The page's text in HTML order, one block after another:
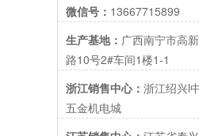
微信号： 13667715899
生产基地： 广西南宁市高
路10号2#车间1楼1-1
浙江销售中心： 浙江绍兴l
五金机电城